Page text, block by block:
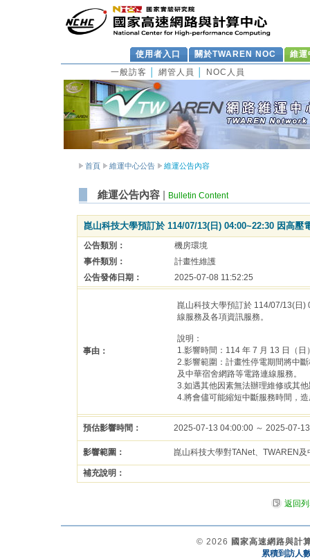
使用者入口 關於TWAREN NOC
維運
一般訪客
│網管人員 NOC人員
首頁 維運中心公告 維運公告內容
維運公告內容 | Bulletin Content
崑山科技大學預訂於 114/07/13(日) 04:00~22:30 因高壓
公告類別：
機房環境
事件類別：
計畫性維護
公告發佈日期：
2025-07-08 11:52:25
事由：
崑山科技大學預訂於 114/07/13(日
線服務及各項資訊服務。
說明：
1.影響時間：114 年 7 月 13 日（
2.影響範圍：計畫性停電期間將中
及中華宿舍網路等電路連線服務。
3.如遇其他因素無法辦理維修或其
4.將會儘可能縮短中斷服務時間，
預估影響時間： 2025-07-13 04:00:00 ～ 2025-07-
影響範圍： 崑山科技大學對TANet、TWAREN
補充說明：
返回
© 2026 國家高速網路與計
累積到訪人